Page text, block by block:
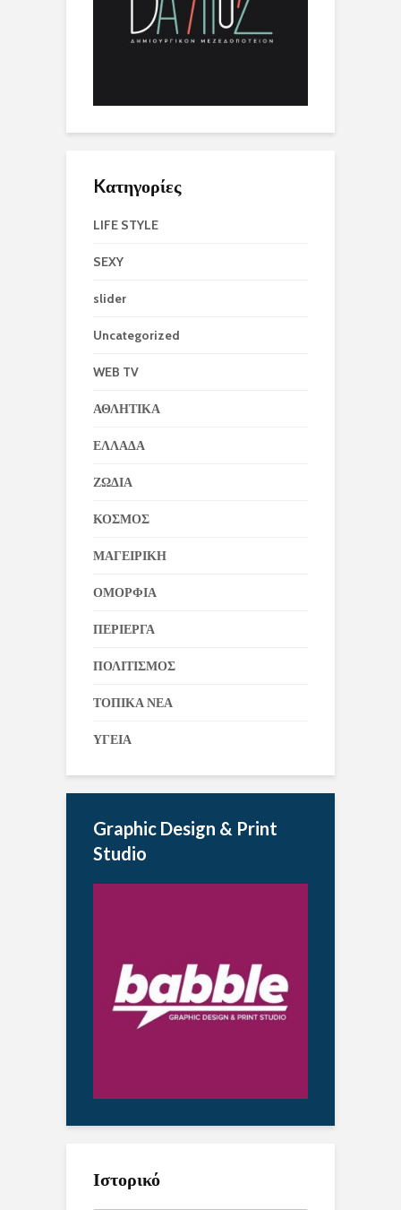
Kατηγορίες
LIFE STYLE
SEXY
slider
Uncategorized
WEB TV
ΑΘΛΗΤΙΚΑ
ΕΛΛΑΔΑ
ΖΩΔΙΑ
ΚΟΣΜΟΣ
ΜΑΓΕΙΡΙΚΗ
ΟΜΟΡΦΙΑ
ΠΕΡΙΕΡΓΑ
ΠΟΛΙΤΙΣΜΟΣ
ΤΟΠΙΚΑ ΝΕΑ
ΥΓΕΙΑ
Graphic Design & Print
Studio
Ιστορικό